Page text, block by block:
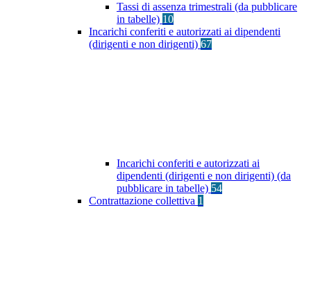
Tassi di assenza trimestrali (da pubblicare
in tabelle) 10
Incarichi conferiti e autorizzati ai dipendenti
(dirigenti e non dirigenti) 67
Incarichi conferiti e autorizzati ai
dipendenti (dirigenti e non dirigenti) (da
pubblicare in tabelle) 54
Contrattazione collettiva 1